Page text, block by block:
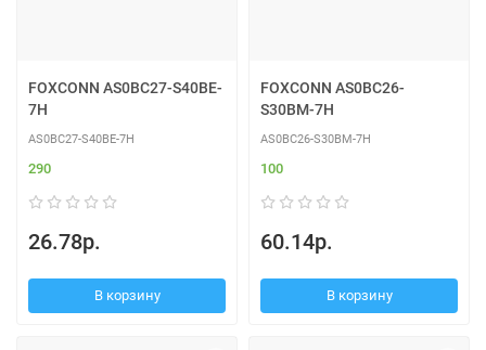
FOXCONN AS0BC27-S40BE-
7H
AS0BC27-S40BE-7H
290
26.78р.
В корзину
FOXCONN AS0BC26-
S30BM-7H
AS0BC26-S30BM-7H
100
60.14р.
В корзину